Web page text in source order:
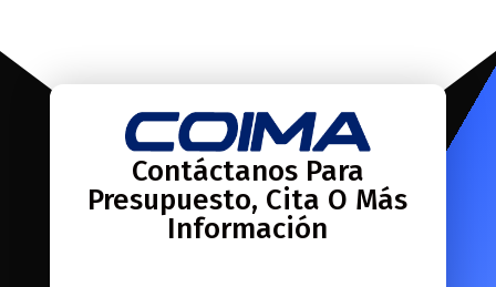
Contáctanos Para
Presupuesto, Cita O Más
Información